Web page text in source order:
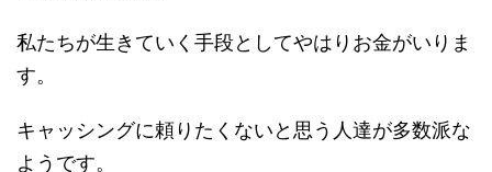
私たちが生きていく手段としてやはりお金がいりま
す。
キャッシングに頼りたくないと思う人達が多数派な
ようです。